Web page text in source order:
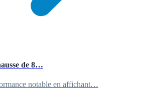
de 8…
notable en affichant…